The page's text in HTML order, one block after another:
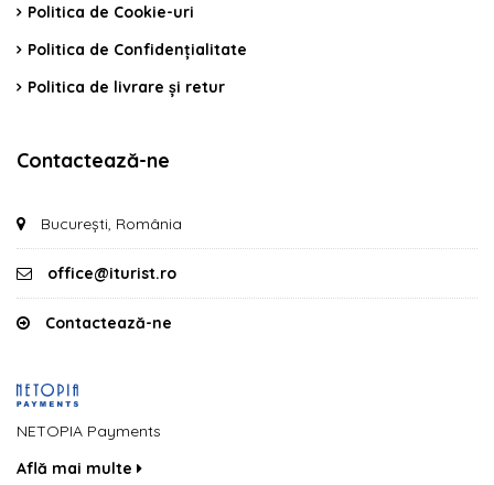
Politica de Cookie-uri
Politica de Confidențialitate
Politica de livrare și retur
Contactează-ne
București, România
office@iturist.ro
Contactează-ne
NETOPIA Payments
Află mai multe